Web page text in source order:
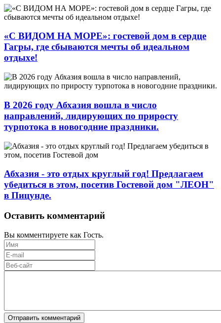
«С ВИДОМ НА МОРЕ»: гостевой дом в сердце
Гагры, где сбываются мечты об идеальном
отдыхе!
В 2026 году Абхазия вошла в число
направлений, лидирующих по приросту
турпотока в новогодние праздники.
Абхазия - это отдых круглый год! Предлагаем
убедиться в этом, посетив Гостевой дом "ЛЕОН"
в Пицунде.
Оставить комментарий
Вы комментируете как Гость.
Отправить комментарий